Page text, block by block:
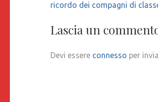
ricordo dei compagni di
Lascia un
Devi essere connesso per